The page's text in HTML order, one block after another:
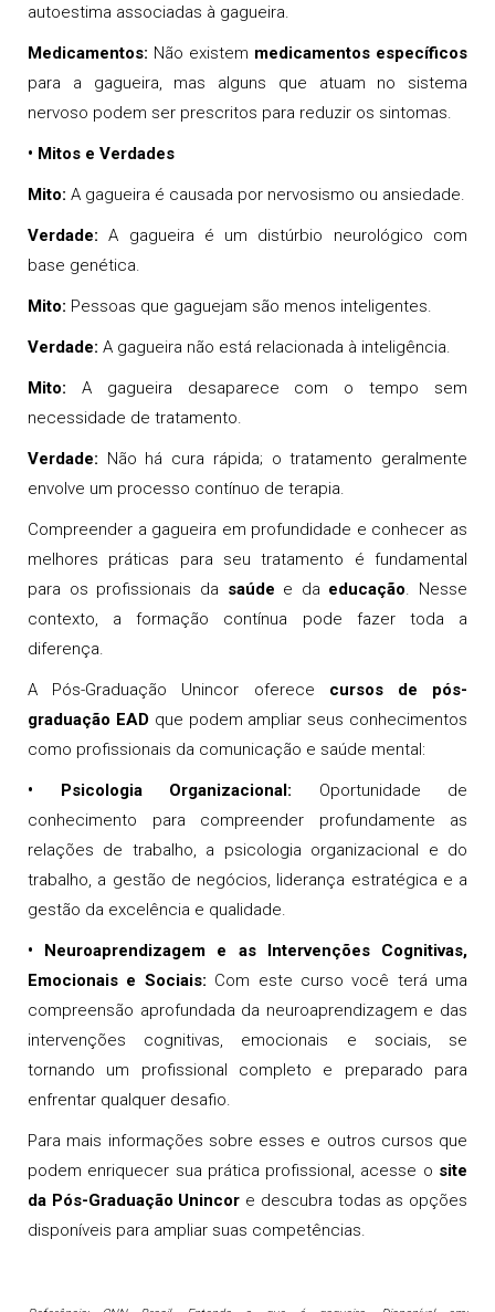
autoestima associadas à gagueira.
Medicamentos: Não existem medicamentos específicos
para a gagueira, mas alguns que atuam no sistema
nervoso podem ser prescritos para reduzir os sintomas.
• Mitos e Verdades
Mito: A gagueira é causada por nervosismo ou ansiedade.
Verdade: A gagueira é um distúrbio neurológico com
base genética.
Mito: Pessoas que gaguejam são menos inteligentes.
Verdade: A gagueira não está relacionada à inteligência.
Mito: A gagueira desaparece com o tempo sem
necessidade de tratamento.
Verdade: Não há cura rápida; o tratamento geralmente
envolve um processo contínuo de terapia.
Compreender a gagueira em profundidade e conhecer as
melhores práticas para seu tratamento é fundamental
para os profissionais da saúde e da educação. Nesse
contexto, a formação contínua pode fazer toda a
diferença.
A Pós-Graduação Unincor oferece cursos de pós-
graduação EADque podem ampliar seus conhecimentos
como profissionais da comunicação e saúde mental:
• Psicologia Organizacional: Oportunidade de
conhecimento para compreender profundamente as
relações de trabalho, a psicologia organizacional e do
trabalho, a gestão de negócios, liderança estratégica e a
gestão da excelência e qualidade.
• Neuroaprendizagem e as Intervenções Cognitivas,
Emocionais e Sociais: Com este curso você terá uma
compreensão aprofundada da neuroaprendizagem e das
intervenções cognitivas, emocionais e sociais, se
tornando um profissional completo e preparado para
enfrentar qualquer desafio.
Para mais informações sobre esses e outros cursos que
podem enriquecer sua prática profissional, acesse o site
da Pós-Graduação Unincor e descubra todas as opções
disponíveis para ampliar suas competências.